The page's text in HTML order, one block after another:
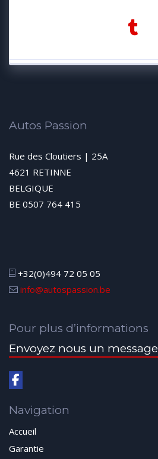
Autos Passion
Rue des Cloutiers | 25A
4621 RETINNE
BELGIQUE
BE 0507 764 415
+32(0)494 72 05 05
info@autospassion.be
Pour plus d’informations
Envoyez nous un message
Navigation
Accueil
Garantie